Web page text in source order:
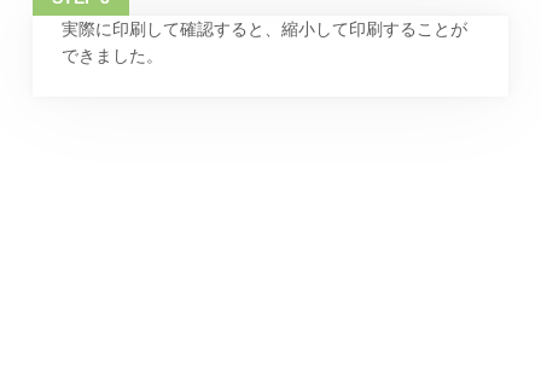
実際に印刷して確認すると、縮小して印刷することが
できました。